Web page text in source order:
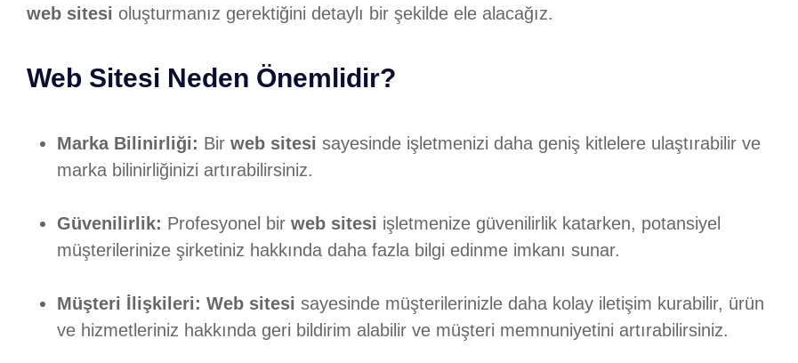
web sitesi oluşturmanız gerektiğini detaylı bir şekilde ele alacağız.
Web Sitesi Neden Önemlidir?
Marka Bilinirliği: Bir web sitesi sayesinde işletmenizi daha geniş kitlelere ulaştırabilir ve
marka bilinirliğinizi artırabilirsiniz.
Güvenilirlik: Profesyonel bir web sitesi işletmenize güvenilirlik katarken, potansiyel
müşterilerinize şirketiniz hakkında daha fazla bilgi edinme imkanı sunar.
Müşteri İlişkileri: Web sitesi sayesinde müşterilerinizle daha kolay iletişim kurabilir, ürün
ve hizmetleriniz hakkında geri bildirim alabilir ve müşteri memnuniyetini artırabilirsiniz.